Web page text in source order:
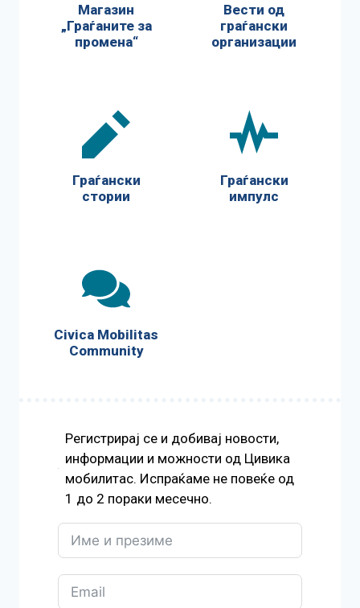
Магазин
„Граѓаните за
промена“
Вести од
граѓански
организации
Граѓански
стории
Граѓански
импулс
Civica Mobilitas
Community
Регистрирај се и добивај новости,
информации и можности од Цивика
мобилитас. Испраќаме не повеќе од
1 до 2 пораки месечно.